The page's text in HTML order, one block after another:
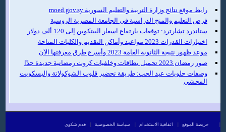
رابط موقع نتائج وزارة التربية والتعليم السورية moed.gov.sy
فرص التعليم والمنح الدراسية في الجامعة المصرية الروسية
ستاندرد تشارترد: توقعات بارتفاع اسعار البيتكوين إلى 120 ألف دولار
اختبارات القدرات 2023 مواعيد وأماكن التقديم والكليات المتاحة
موعد ظهور نتيجة الثانوية العامة 2023 وأسرع طرق معرفتها الآن
صور رمضان 2023 تحميل بطاقات وخلفيات كروت رمضانية جديدة جدًا
وصفات حلويات عيد الحب: طريقة تحضير قلوب الشوكولاتة والبسكويت
المحشي
خريطة الموقع اتفاقية الاستخدام سياسة الخصوصية قدم شكوى